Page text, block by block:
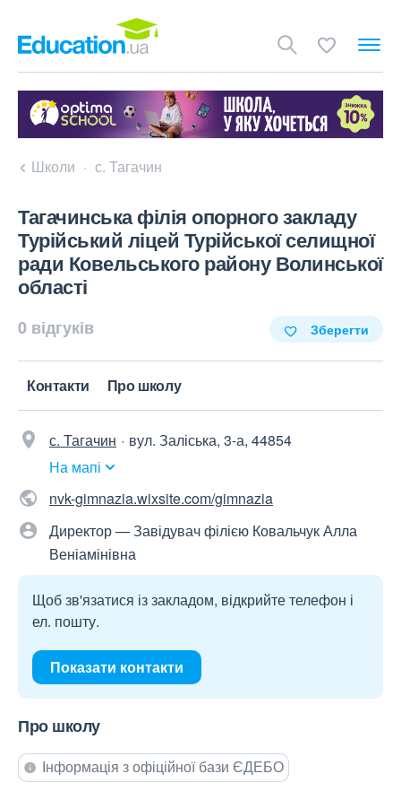
Школи с. Тагачин
Тагачинська філія опорного закладу
Турійський ліцей Турійської селищної
ради Ковельського району Волинської
області
0 відгуків Зберегти
Контакти Про школу
с. Тагачин
вул. Заліська, 3-а, 44854
На мапі
nvk-gimnazia.wixsite.com/gimnazia
Директор — Завідувач філією Ковальчук Алла
Веніамінівна
Щоб зв'язатися із закладом, відкрийте телефон і
ел. пошту.
Показати контакти
Про школу
Інформація з офіційної бази ЄДЕБО